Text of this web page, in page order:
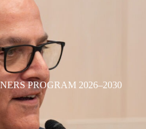
PROGRAM 2026–2030